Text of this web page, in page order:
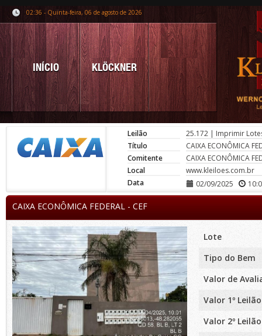
02:36 - Quinta-feira, 06 de agosto de 2026
INÍCIO KLÖCKNER
Leilão 25.172 | Imprimir
Título
CAIXA ECONÔMICA
Comitente
CAIXA ECONÔMICA
Local
www.kleiloes.com.br
Data
02/09/2025
CAIXA ECONÔMICA FEDERAL - CEF
Lote
Tipo do Bem
Valor de
Valor 1º Leilão
Valor 2º Leilão